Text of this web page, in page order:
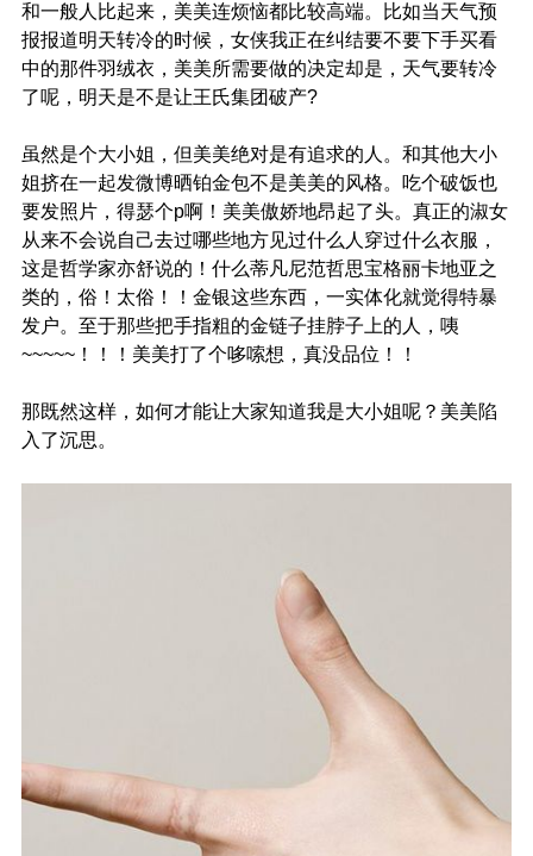
和一般人比起来，美美连烦恼都比较高端。比如当天气预
报报道明天转冷的时候，女侠我正在纠结要不要下手买看
中的那件羽绒衣，美美所需要做的决定却是，天气要转冷
了呢，明天是不是让王氏集团破产?
虽然是个大小姐，但美美绝对是有追求的人。和其他大小
姐挤在一起发微博晒铂金包不是美美的风格。吃个破饭也
要发照片，得瑟个p啊！美美傲娇地昂起了头。真正的淑女
从来不会说自己去过哪些地方见过什么人穿过什么衣服，
这是哲学家亦舒说的！什么蒂凡尼范哲思宝格丽卡地亚之
类的，俗！太俗！！金银这些东西，一实体化就觉得特暴
发户。至于那些把手指粗的金链子挂脖子上的人，咦
~~~~~！！！美美打了个哆嗦想，真没品位！！
那既然这样，如何才能让大家知道我是大小姐呢？美美陷
入了沉思。